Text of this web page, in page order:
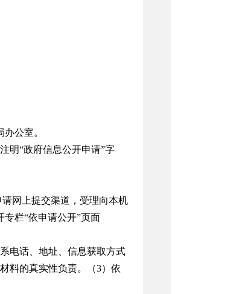
公室。
明“政府信息公开申请”字
请网上提交渠道，受理向本机
栏“依申请公开”页面
电话、地址、信息获取方式
料的真实性负责。（3）依